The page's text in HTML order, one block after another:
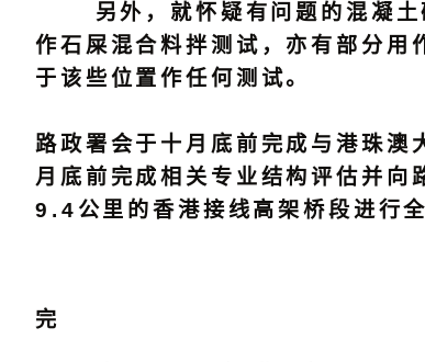
另外，就怀疑有问题的混凝土砖
作石屎混合料拌测试，亦有部分用
于该些位置作任何测试。
路政署会于十月底前完成与港珠澳
月底前完成相关专业结构评估并向
9.4公里的香港接线高架桥段进行
完